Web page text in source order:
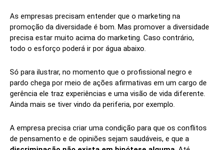
As empresas precisam entender que o marketing na
promoção da diversidade é bom. Mas promover a diversidade
precisa estar muito acima do marketing. Caso contrário,
todo o esforço poderá ir por água abaixo.
Só para ilustrar, no momento que o profissional negro e
pardo chega por meio de ações afirmativas em um cargo de
gerência ele traz experiências e uma visão de vida diferente.
Ainda mais se tiver vindo da periferia, por exemplo.
A empresa precisa criar uma condição para que os conflitos
de pensamento e de opiniões sejam saudáveis, e que a